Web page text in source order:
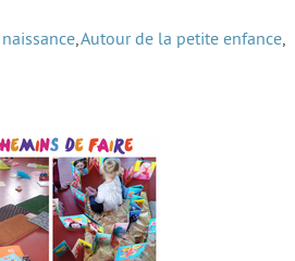
de la jeunesse
au handicap
Face au deuil
en famille
,Autour de la petite enfance,